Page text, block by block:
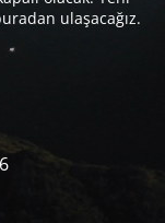
ulaşacağız.